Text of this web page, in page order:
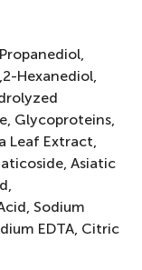
Hexanediol,
Glycoproteins,
Leaf Extract,
Asiatic
Sodium
EDTA, Citric